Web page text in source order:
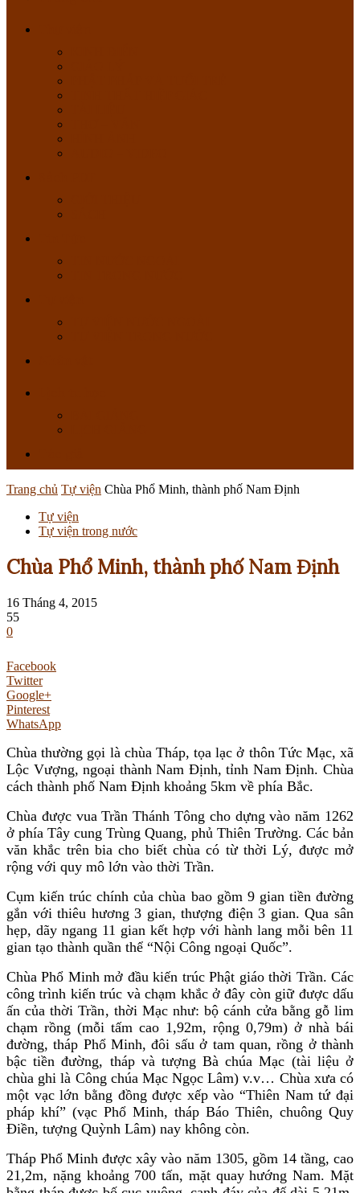
Trang chủ Tự viện Chùa Phổ Minh, thành phố Nam Định
Tự viện
Tự viện trong nước
Chùa Phổ Minh, thành phố Nam Định
16 Tháng 4, 2015
55
0
Facebook
Twitter
Google+
Pinterest
WhatsApp
Chùa thường gọi là chùa Tháp, tọa lạc ở thôn Tức Mạc, xã
Lộc Vượng, ngoại thành Nam Định, tỉnh Nam Định. Chùa
cách thành phố Nam Định khoảng 5km về phía Bắc.
Chùa được vua Trần Thánh Tông cho dựng vào năm 1262
ở phía Tây cung Trùng Quang, phủ Thiên Trường. Các bản
văn khắc trên bia cho biết chùa có từ thời Lý, được mở
rộng với quy mô lớn vào thời Trần.
Cụm kiến trúc chính của chùa bao gồm 9 gian tiền đường
gắn với thiêu hương 3 gian, thượng điện 3 gian. Qua sân
hẹp, dãy ngang 11 gian kết hợp với hành lang mỗi bên 11
gian tạo thành quần thể “Nội Công ngoại Quốc”.
Chùa Phổ Minh mở đầu kiến trúc Phật giáo thời Trần. Các
công trình kiến trúc và chạm khắc ở đây còn giữ được dấu
ấn của thời Trần, thời Mạc như: bộ cánh cửa bằng gỗ lim
chạm rồng (mỗi tấm cao 1,92m, rộng 0,79m) ở nhà bái
đường, tháp Phổ Minh, đôi sấu ở tam quan, rồng ở thành
bậc tiền đường, tháp và tượng Bà chúa Mạc (tài liệu ở
chùa ghi là Công chúa Mạc Ngọc Lâm) v.v… Chùa xưa có
một vạc lớn bằng đồng được xếp vào “Thiên Nam tứ đại
pháp khí” (vạc Phổ Minh, tháp Báo Thiên, chuông Quy
Điền, tượng Quỳnh Lâm) nay không còn.
Tháp Phổ Minh được xây vào năm 1305, gồm 14 tầng, cao
21,2m, nặng khoảng 700 tấn, mặt quay hướng Nam. Mặt